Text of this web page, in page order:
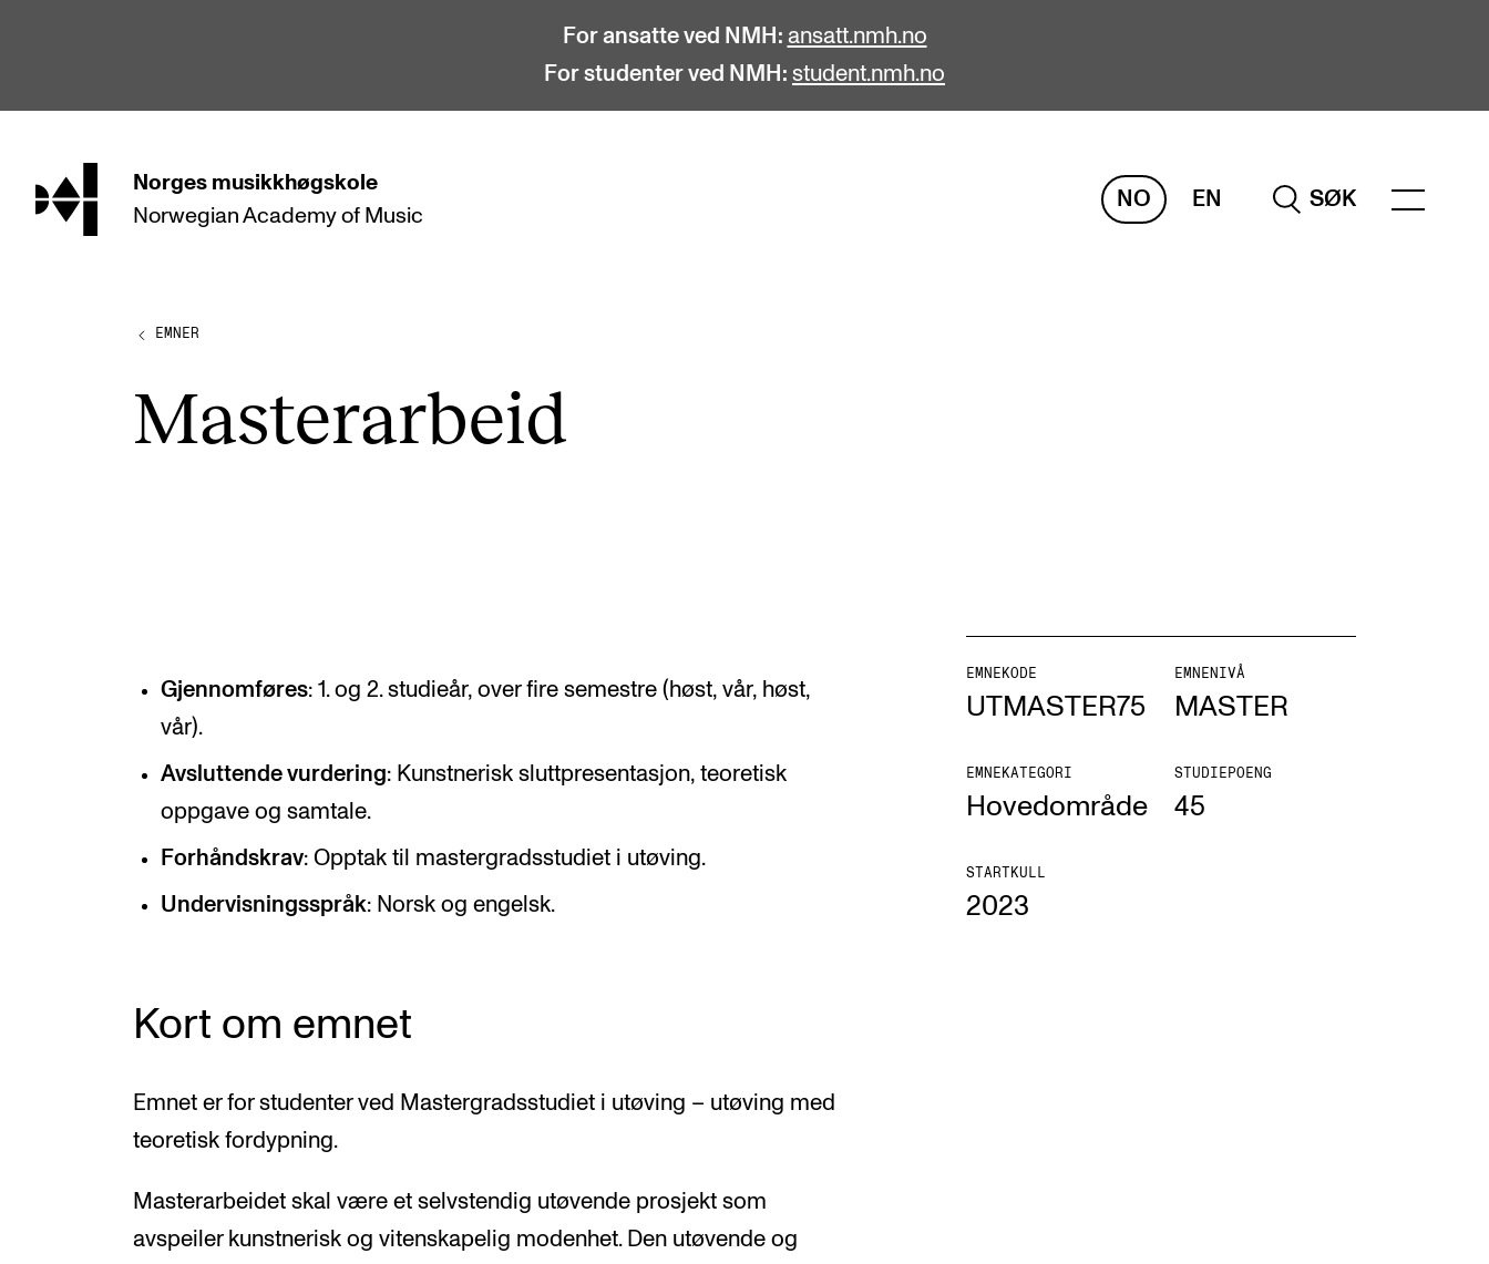
For ansatte ved NMH: ansatt.nmh.no
For studenter ved NMH: student.nmh.no
hjem Norges musikkhøgskole
Norwegian Academy of Music
NO EN
SØK
STUDIER
Bachelor
Doktorgrad Salane våre
Utveksling
Internasjonal strategi
Samarbeidsprosjekter
Nettverk
IN.TUNE
Nyheter og historier
INFO
Om Norges musikkhøgskole
Kontakt oss
Finn ansatte
EMNER
Mas­ter­ar­beid
EMNEKODE
UTMASTER75
EMNENIVÅ
MASTER
EMNEKATEGORI
Hovedområde
STUDIEPOENG
45
STARTKULL
2023
Gjennomføres: 1. og 2. studieår, over fire semestre (høst, vår, høst,
vår).
Avsluttende vurdering: Kunstnerisk sluttpresentasjon, teoretisk
oppgave og samtale.
Forhåndskrav: Opptak til mastergradsstudiet i utøving.
Undervisningsspråk: Norsk og engelsk.
Kort om emnet
Emnet er for studenter ved Mastergradsstudiet i utøving – utøving med
teoretisk fordypning.
Masterarbeidet skal være et selvstendig utøvende prosjekt som
avspeiler kunstnerisk og vitenskapelig modenhet. Den utøvende og